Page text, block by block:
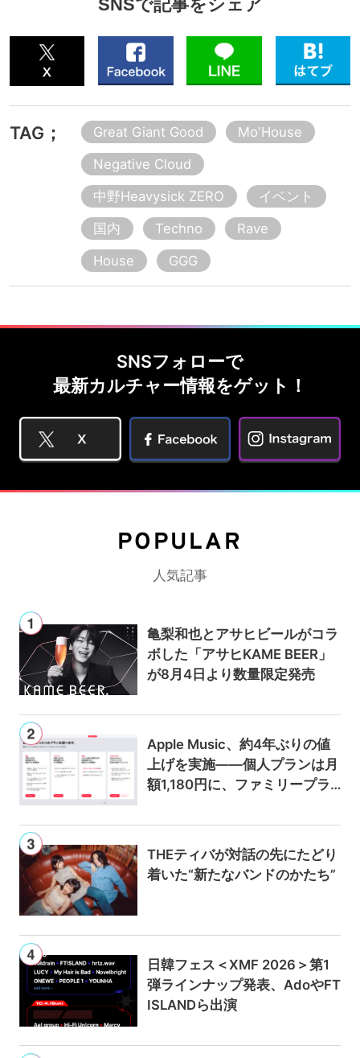
SNSで記事をシェア
TAG； Great Giant Good
Mo'House
Negative Cloud
中野Heavysick ZERO
イベント
国内
Techno
Rave
House
GGG
SNSフォローで
最新カルチャー情報をゲット！
POPULAR
人気記事
亀梨和也とアサヒビールがコラ
ボした「アサヒKAME BEER」
が8月4日より数量限定発売
Apple Music、約4年ぶりの値
上げを実施——個人プランは月
額1,180円に、ファミリープラ
THEティバが対話の先にたどり
着いた“新たなバンドのかたち”
日韓フェス＜XMF 2026＞第1
弾ラインナップ発表、AdoやFT
ISLANDら出演